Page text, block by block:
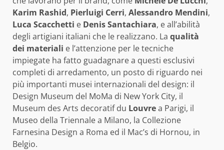
Karim Rashid, Pierluigi Cerri, Alessandro Mendini,
Luca Scacchetti e Denis Santachiara, e all’abilità
degli artigiani italiani che le realizzano. La qualità
dei materiali e l’attenzione per le tecniche
impiegate ha fatto guadagnare a questi esclusivi
completi di arredamento, un posto di riguardo nei
più importanti musei internazionali del design: il
Design Museum del MoMa di New York City, il
Museum des Arts decoratif du Louvrea Parigi, il
Museo della Triennale a Milano, la Collezione
Farnesina Design a Roma ed il Mac’s di Hornou, in
Belgio.